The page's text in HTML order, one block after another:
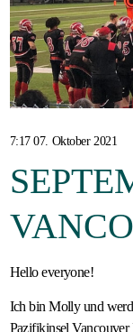
Gastfamilie
werden
7:17 07. Oktober 2021
Hello everyone!
Ich bin Molly und
Pazifikinsel